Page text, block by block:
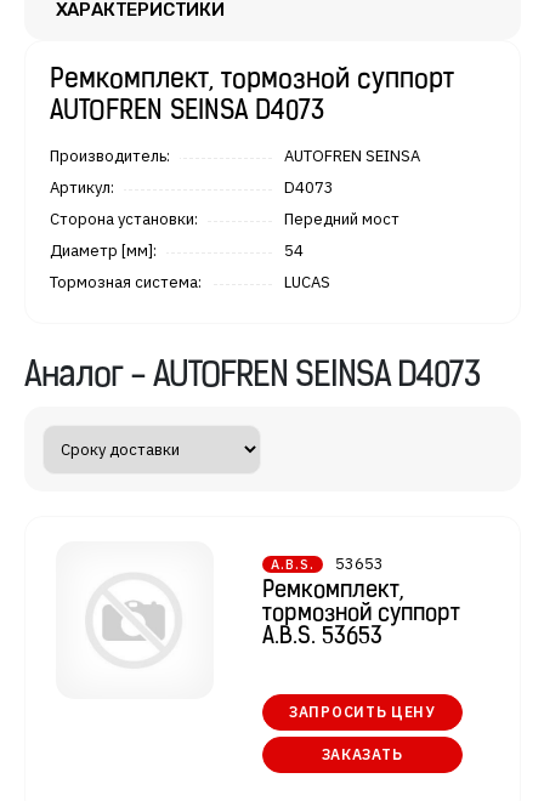
ХАРАКТЕРИСТИКИ
Ремкомплект, тормозной суппорт
AUTOFREN SEINSA D4073
производитель:
AUTOFREN SEINSA
артикул:
D4073
сторона установки:
Передний мост
диаметр [мм]:
54
тормозная система:
LUCAS
Аналог - AUTOFREN SEINSA D4073
A.B.S. 53653
Ремкомплект,
тормозной суппорт
A.B.S. 53653
ЗАПРОСИТЬ ЦЕНУ
ЗАКАЗАТЬ